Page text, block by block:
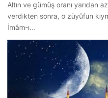
Altın ve gümüş oranı yarıdan
verdikten sonra, o züyûfun
İmâm-ı…